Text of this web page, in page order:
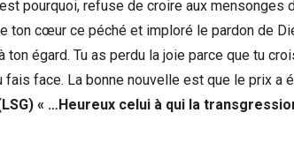
pourquoi, refuse de croire aux
ton cœur ce péché et imploré le pardon de
ton égard. Tu as perdu la joie parce que tu
fais face. La bonne nouvelle est que le prix a
« …Heureux celui à qui la